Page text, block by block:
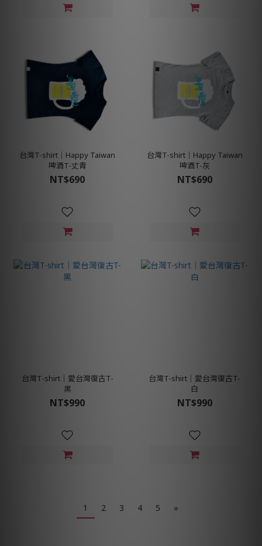
台灣T-shirt│Happy Taiwan
啤酒T-丈青
NT$690
台灣T-shirt│Happy Taiwan
啤酒T-灰
NT$690
台灣T-shirt│愛台灣復古T-
黑
NT$990
台灣T-shirt│愛台灣復古T-
白
NT$990
1 2 3 4 5 »